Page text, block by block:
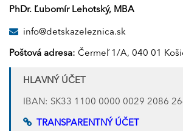
PhDr. Ľubomír Lehotský, MBA
info@detskazeleznica.sk
Poštová adresa: Čermeľ 1/A, 040 01
HLAVNÝ ÚČET
IBAN: SK33 1100 0000 0029 2086
TRANSPARENTNÝ ÚČET